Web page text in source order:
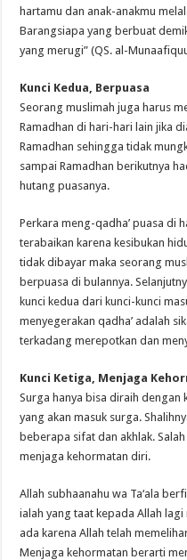
hartamu dan anak-anakmu
Barangsiapa yang berbuat
yang merugi” (QS. al-
Kunci Kedua, Berpuasa
Seorang muslimah juga harus
Ramadhan di hari-hari lain jika
Ramadhan sehingga tidak
sampai Ramadhan berikutnya
hutang puasanya.
Perkara meng-qadha’ puasa di
terabaikan karena kesibukan
tidak dibayar maka seorang
berpuasa di bulannya.
kunci kedua dari kunci-kunci
menyegerakan qadha’ adalah
terkadang merepotkan dan
Kunci Ketiga, Menjaga
Surga hanya bisa diraih dengan
yang akan masuk surga.
beberapa sifat dan akhlak.
menjaga kehormatan diri.
Allah subhaanahu wa Ta‘ala
ialah yang taat kepada Allah
ada karena Allah telah
Menjaga kehormatan berarti